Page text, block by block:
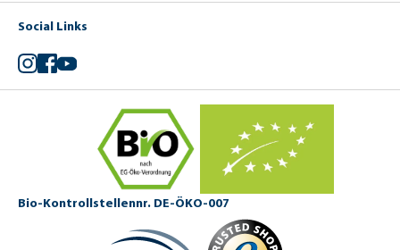
Social Links
Instagram
Facebook
YouTube
Bio-Kontrollstellennr. DE-ÖKO-007